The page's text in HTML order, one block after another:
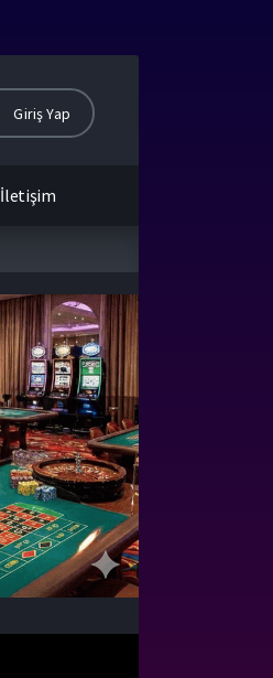
Giriş Yap
İletişim